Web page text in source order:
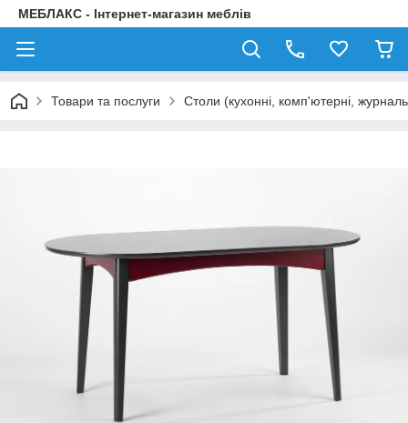
МЕБЛАКС - Інтернет-магазин меблів
Товари та послуги Столи (кухонні, комп'ютерні,